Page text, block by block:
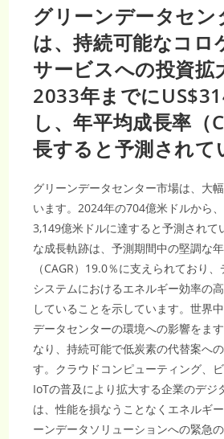
ス
マ
ー
ト
冷
却
と
エ
ネ
ル
ギ
ー
効
率
の
い
イ
ン
フ
ラ
が
変
革
を
主
導
す
る
中、
年
平
均
成
長
率
（CAGR）
10.5％
で
牽
引
グリーンデータセン
は、持続可能なコロ
サービスへの投資拡
2033年までに
し、年平均成長率（
長すると予測されて
グリーンデータセンター市場は、大
います。2024年の704億米ドルから
3,149億米ドルに達すると予測されて
な成長軌跡は、予測期間中の堅調な
（CAGR）19.0％に支えられており
システムにおけるエネルギー効率の
していることを示しています。世界
データセンターの環境への影響をま
なり、持続可能で低炭素の代替案へ
す。クラウドコンピューティング、ビ
IoTの普及により拡大する企業のデジ
は、性能を損なうことなくエネルギ
ーンデータソリューションへの緊急